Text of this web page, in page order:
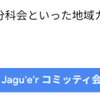
会といった地域